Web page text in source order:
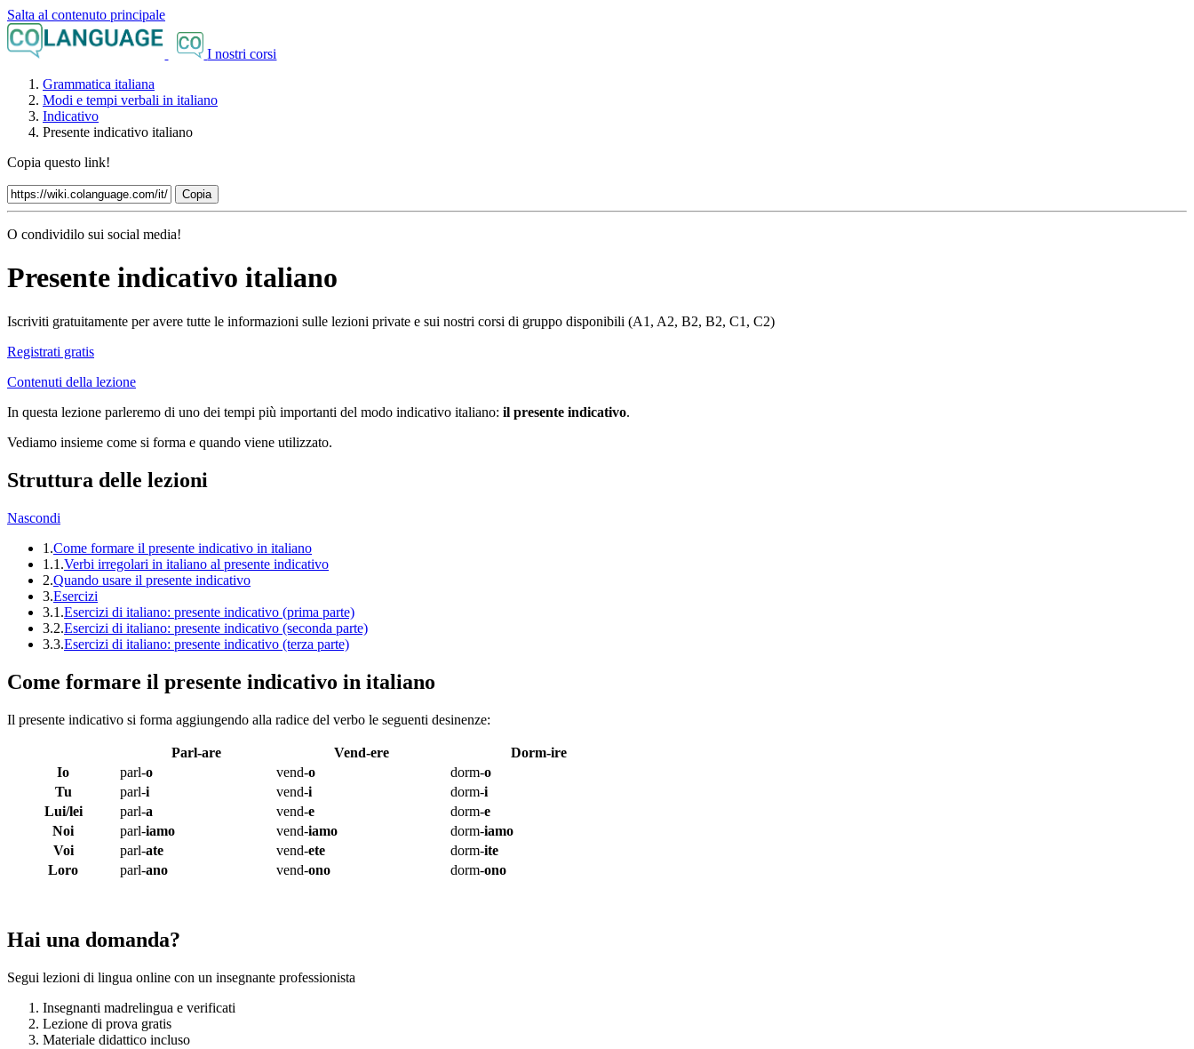
Salta al contenuto principale
I nostri corsi
Grammatica italiana
Modi e tempi verbali in italiano
Indicativo
Presente indicativo italiano
Copia questo link!
Copia
O condividilo sui social media!
Presente indicativo italiano
Iscriviti gratuitamente per avere tutte le informazioni sulle lezioni private e sui nostri corsi di gruppo disponibili (A1, A2, B2, B2, C1, C2)
Registrati gratis
Contenuti della lezione
In questa lezione parleremo di uno dei tempi più importanti del modo indicativo italiano: il presente indicativo.
Vediamo insieme come si forma e quando viene utilizzato.
Struttura delle lezioni
Nascondi
1.Come formare il presente indicativo in italiano
1.1.Verbi irregolari in italiano al presente indicativo
2.Quando usare il presente indicativo
3.Esercizi
3.1.Esercizi di italiano: presente indicativo (prima parte)
3.2.Esercizi di italiano: presente indicativo (seconda parte)
3.3.Esercizi di italiano: presente indicativo (terza parte)
Come formare il presente indicativo in italiano
Il presente indicativo si forma aggiungendo alla radice del verbo le seguenti desinenze:
Parl-are Vend-ere
Dorm-ire
Io
parl-o vend-o dorm-o
Tu
parl-i vend-i dorm-i
Lui/lei
parl-a vend-e dorm-e
Noi
parl-iamo vend-iamo dorm-iamo
Voi
parl-ate vend-ete dorm-ite
Loro
parl-ano vend-ono dorm-ono
Hai una domanda?
Segui lezioni di lingua online con un insegnante professionista
Insegnanti madrelingua e verificati
Lezione di prova gratis
Materiale didattico incluso